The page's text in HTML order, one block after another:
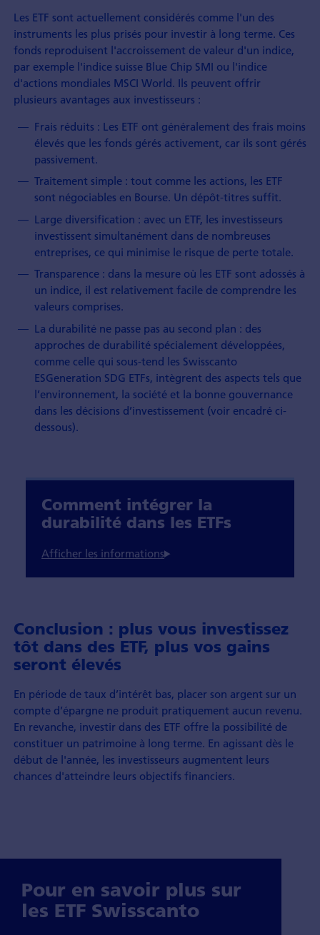
Les ETF sont actuellement considérés comme l'un des
instruments les plus prisés pour investir à long terme. Ces
fonds reproduisent l'accroissement de valeur d'un indice,
par exemple l'indice suisse Blue Chip SMI ou l'indice
d'actions mondiales MSCI World. Ils peuvent offrir
plusieurs avantages aux investisseurs :
Frais réduits : Les ETF ont généralement des frais moins
élevés que les fonds gérés activement, car ils sont gérés
passivement.
Traitement simple : tout comme les actions, les ETF
sont négociables en Bourse. Un dépôt-titres suffit.
Large diversification : avec un ETF, les investisseurs
investissent simultanément dans de nombreuses
entreprises, ce qui minimise le risque de perte totale.
Transparence : dans la mesure où les ETF sont adossés à
un indice, il est relativement facile de comprendre les
valeurs comprises.
La durabilité ne passe pas au second plan : des
approches de durabilité spécialement développées,
comme celle qui sous-tend les Swisscanto
ESGeneration SDG ETFs, intègrent des aspects tels que
l’environnement, la société et la bonne gouvernance
dans les décisions d’investissement (voir encadré ci-
dessous).
Comment intégrer la
durabilité dans les ETFs
Conclusion : plus vous investissez
tôt dans des ETF, plus vos gains
seront élevés
En période de taux d’intérêt bas, placer son argent sur un
compte d’épargne ne produit pratiquement aucun revenu.
En revanche, investir dans des ETF offre la possibilité de
constituer un patrimoine à long terme. En agissant dès le
début de l'année, les investisseurs augmentent leurs
chances d'atteindre leurs objectifs financiers.
Pour en savoir plus sur
les ETF Swisscanto